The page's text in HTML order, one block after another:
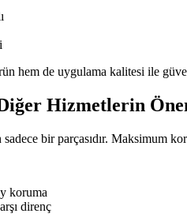
hem de uygulama kalitesi ile
Hizmetlerin
sadece bir parçasıdır.
koruma
direnç